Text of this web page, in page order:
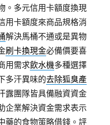
。多元信用卡額度換現
用卡額度來商品規格消
解決馬桶不通或是異物
刷卡換現金必備價要喜
用需求飲水機多種選擇
多汗異味的去除狐臭產
露團隊皆具備融資資金
企業解決資金需求表示
藥的食物策略借錢。評